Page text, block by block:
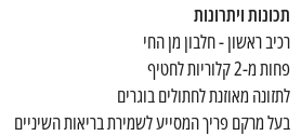
תכונות ויתרונות
רכיב ראשון - חלבון מן החי
פחות מ-2 קלוריות לחטיף
לתזונה מאוזנת לחתולים בוגרים
בעל מרקם פריך המסייע לשמירת בריאות השיניים